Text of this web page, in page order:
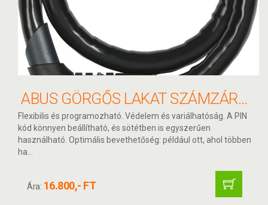
ABUS GÖRGŐS LAKAT SZÁMZÁRRAL STEEL-O-FLEX TRESOR 1360/110
Flexibilis és programozható. Védelem és variálhatóság. A PIN
kód könnyen beállítható, és sötétben is egyszerűen
használható. Optimális bevethetőség: például ott, ahol többen
ha...
Ára: 16.800,- FT